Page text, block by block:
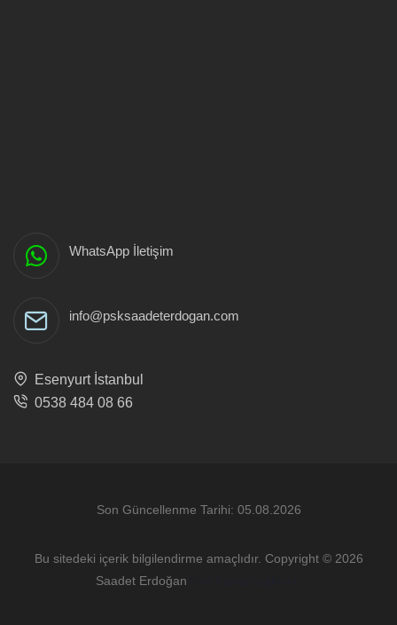
WhatsApp İletişim
info@psksaadeterdogan.com
Esenyurt İstanbul
0538 484 08 66
Son Güncellenme Tarihi: 05.08.2026
Bu sitedeki içerik bilgilendirme amaçlıdır. Copyright © 2026
Saadet Erdoğan